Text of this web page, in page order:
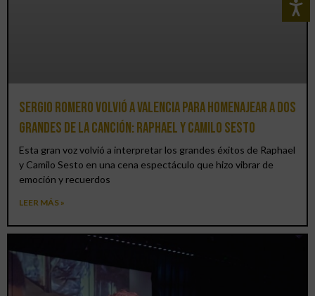
Sergio Romero volvió a Valencia para homenajear a dos
grandes de la canción: Raphael y Camilo Sesto
Esta gran voz volvió a interpretar los grandes éxitos de Raphael
y Camilo Sesto en una cena espectáculo que hizo vibrar de
emoción y recuerdos
LEER MÁS »